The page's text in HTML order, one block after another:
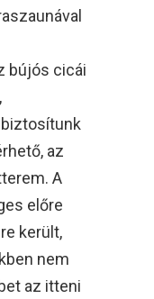
bújós cicái
az
A
előre
került,
nem
az itteni